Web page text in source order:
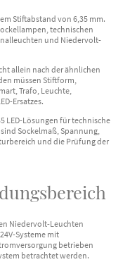
Stiftabstand von 6,35 mm.
technischen
und Niedervolt-
allein nach der ähnlichen
müssen Stiftform,
Trafo, Leuchte,
Ersatzes.
LED-Lösungen für technische
Sockelmaß, Spannung,
und die Prüfung der
Niedervolt-Leuchten
Systeme mit
betrieben
betrachtet werden.